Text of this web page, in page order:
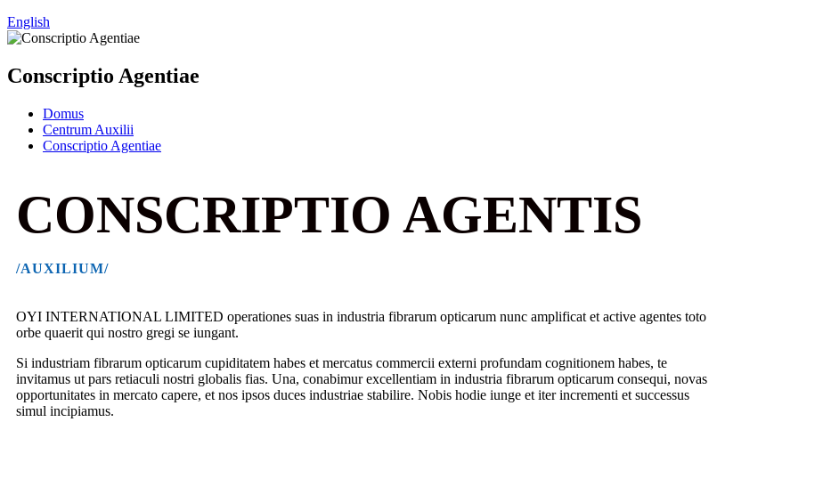
English
Conscriptio Agentiae
Domus
Centrum Auxilii
Conscriptio Agentiae
CONSCRIPTIO AGENTIS
/AUXILIUM/
OYI INTERNATIONAL LIMITED operationes suas in industria fibrarum opticarum nunc amplificat et active agentes toto
orbe quaerit qui nostro gregi se iungant.
Si industriam fibrarum opticarum cupiditatem habes et mercatus commercii externi profundam cognitionem habes, te
invitamus ut pars retiaculi nostri globalis fias. Una, conabimur excellentiam in industria fibrarum opticarum consequi, novas
opportunitates in mercato capere, et nos ipsos duces industriae stabilire. Nobis hodie iunge et iter incrementi et successus
simul incipiamus.